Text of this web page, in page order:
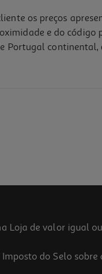
os preços
e do código
Portugal continental,
Loja de valor igual
do Selo sobre